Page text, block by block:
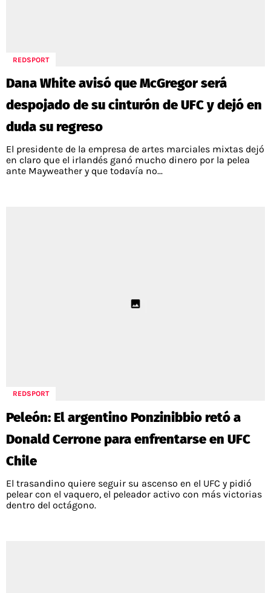
REDSPORT
Dana White avisó que McGregor será
despojado de su cinturón de UFC y dejó en
duda su regreso
El presidente de la empresa de artes marciales mixtas dejó
en claro que el irlandés ganó mucho dinero por la pelea
ante Mayweather y que todavía no...
REDSPORT
Peleón: El argentino Ponzinibbio retó a
Donald Cerrone para enfrentarse en UFC
Chile
El trasandino quiere seguir su ascenso en el UFC y pidió
pelear con el vaquero, el peleador activo con más victorias
dentro del octágono.